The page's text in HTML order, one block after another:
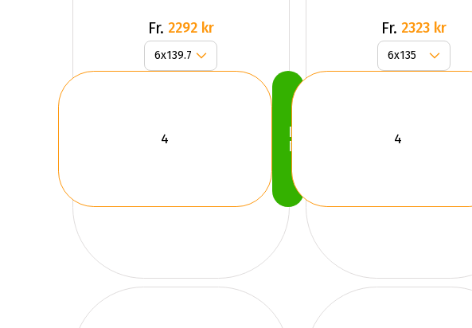
Fr. 2292 kr
Köp
Nu
Fr. 2323 kr